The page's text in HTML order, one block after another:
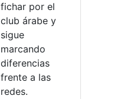
fichar por el
club árabe y
sigue
marcando
diferencias
frente a las
redes.